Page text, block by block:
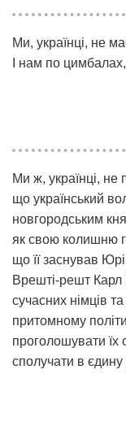
Ми, українці, не
І нам по
Ми ж, українці,
що український
новгородським
як свою колишню
що її заснував
Врешті-решт Карл
сучасних німців
притомному
проголошувати
сполучати в